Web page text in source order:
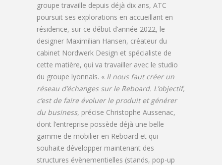
groupe travaille depuis déjà dix ans, ATC
poursuit ses explorations en accueillant en
résidence, sur ce début d’année 2022, le
designer Maximilian Hansen, créateur du
cabinet Nordwerk Design et spécialiste de
cette matière, qui va travailler avec le studio
du groupe lyonnais. « Il nous faut créer un
réseau d’échanges sur le Reboard. L’objectif,
c’est de faire évoluer le produit et générer
du business, précise Christophe Aussenac,
dont l’entreprise possède déjà une belle
gamme de mobilier en Reboard et qui
souhaite développer maintenant des
structures évènementielles (stands, pop-up